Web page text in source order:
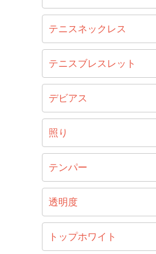
テニスネックレス
テニスブレスレット
デビアス
照り
テンパー
透明度
トップホワイト